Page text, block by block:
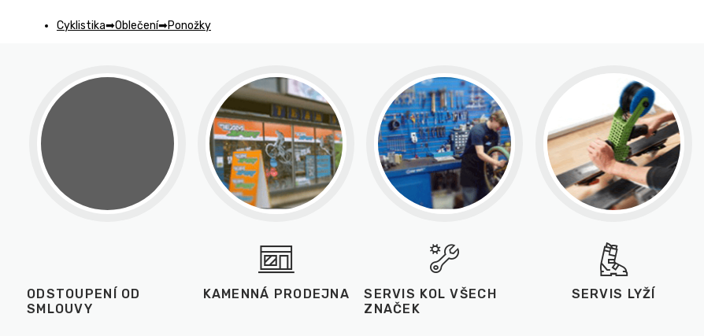
Cyklistika Oblečení Ponožky
ODSTOUPENÍ OD
SMLOUVY
KAMENNÁ PRODEJNA
SERVIS KOL VŠECH
ZNAČEK
SERVIS LYŽÍ